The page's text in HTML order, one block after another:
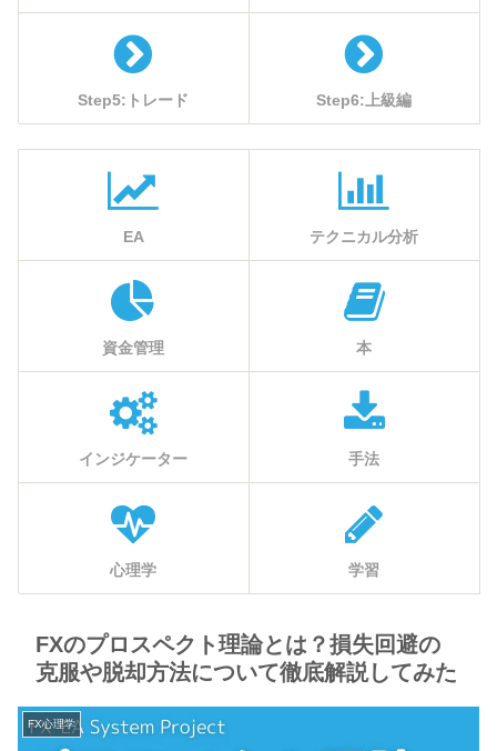
Step5:トレード Step6:上級編
EA テクニカル分析
資金管理 本
インジケーター 手法
心理学 学習
FXのプロスペクト理論とは？損失回避の
克服や脱却方法について徹底解説してみた
FX心理学